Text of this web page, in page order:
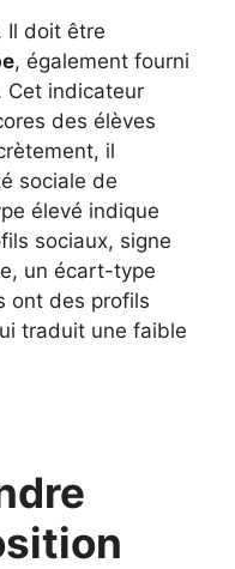
Il doit être
, également fourni
Cet indicateur
des élèves
il
sociale de
élevé indique
sociaux, signe
un écart-type
ont des profils
traduit une faible